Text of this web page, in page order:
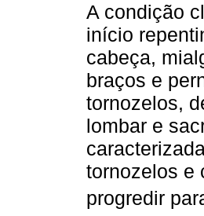
A condição
início
cabeça,
braços e
tornozelos,
lombar e
tornozelos e
progredir